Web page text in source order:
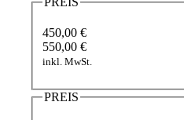
450,00 €
550,00 €
inkl. MwSt.
PREIS